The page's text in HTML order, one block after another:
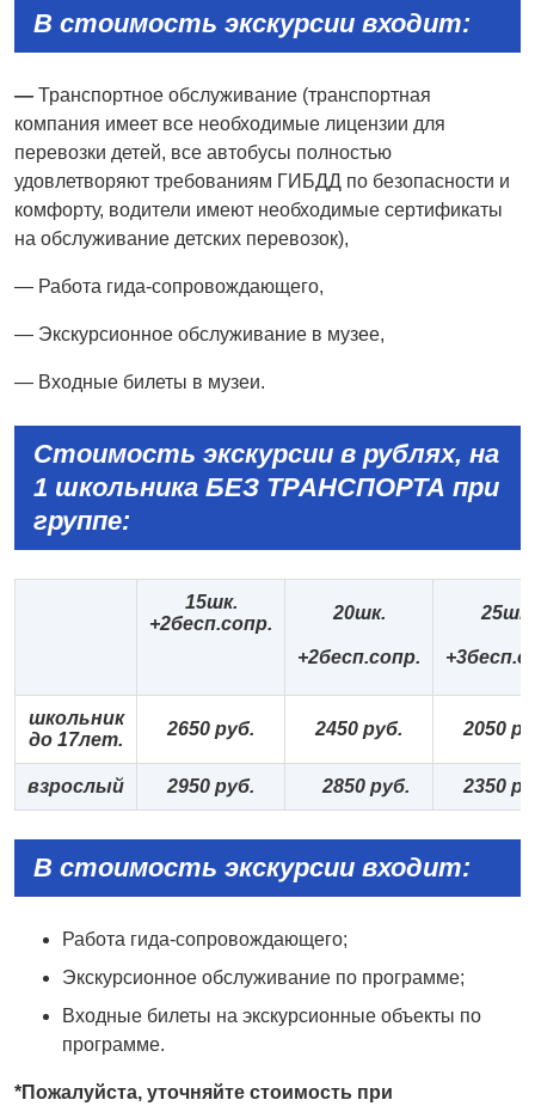
В стоимость экскурсии входит:
— Транспортное обслуживание (транспортная
компания имеет все необходимые лицензии для
перевозки детей, все автобусы полностью
удовлетворяют требованиям ГИБДД по безопасности и
комфорту, водители имеют необходимые сертификаты
на обслуживание детских перевозок),
— Работа гида-сопровождающего,
— Экскурсионное обслуживание в музее,
— Входные билеты в музеи.
Стоимость экскурсии в рублях, на
1 школьника БЕЗ ТРАНСПОРТА при
группе:
15шк.
+2бесп.сопр.
20шк.
+2бесп.сопр.
25шк.
школьник
до 17лет.
2650 руб. 2450 руб. 2050
взрослый 2950 руб. 2850 руб. 2350
В стоимость экскурсии входит:
Работа гида-сопровождающего;
Экскурсионное обслуживание по программе;
Входные билеты на экскурсионные объекты по
программе.
*Пожалуйста, уточняйте стоимость при